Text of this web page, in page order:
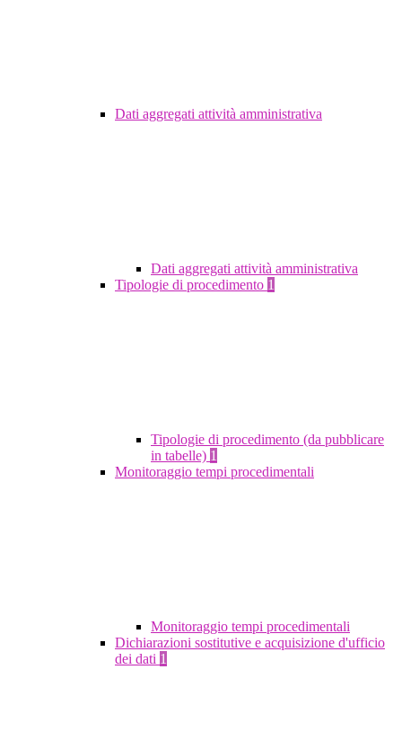
Dati aggregati attività amministrativa
Dati aggregati attività amministrativa
Tipologie di procedimento 1
Tipologie di procedimento (da pubblicare
in tabelle) 1
Monitoraggio tempi procedimentali
Monitoraggio tempi procedimentali
Dichiarazioni sostitutive e acquisizione d'ufficio
dei dati 1